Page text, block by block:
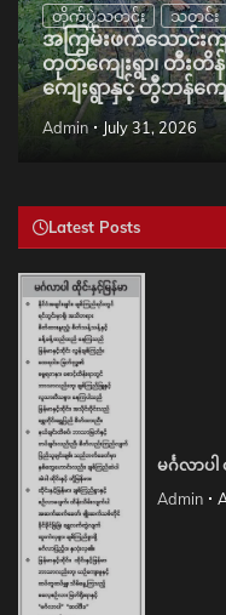
တိုက်ပွဲသတင်း သတင်း
အကြမ်းဖက်သောင်းက
တုတ်ကျေးရွာ၊ တီးတိန်
ကျေးရွာနှင့် တွီဘန်က
Admin July 31, 2026
Latest Posts
မင်္ဂလာပါ
Admin